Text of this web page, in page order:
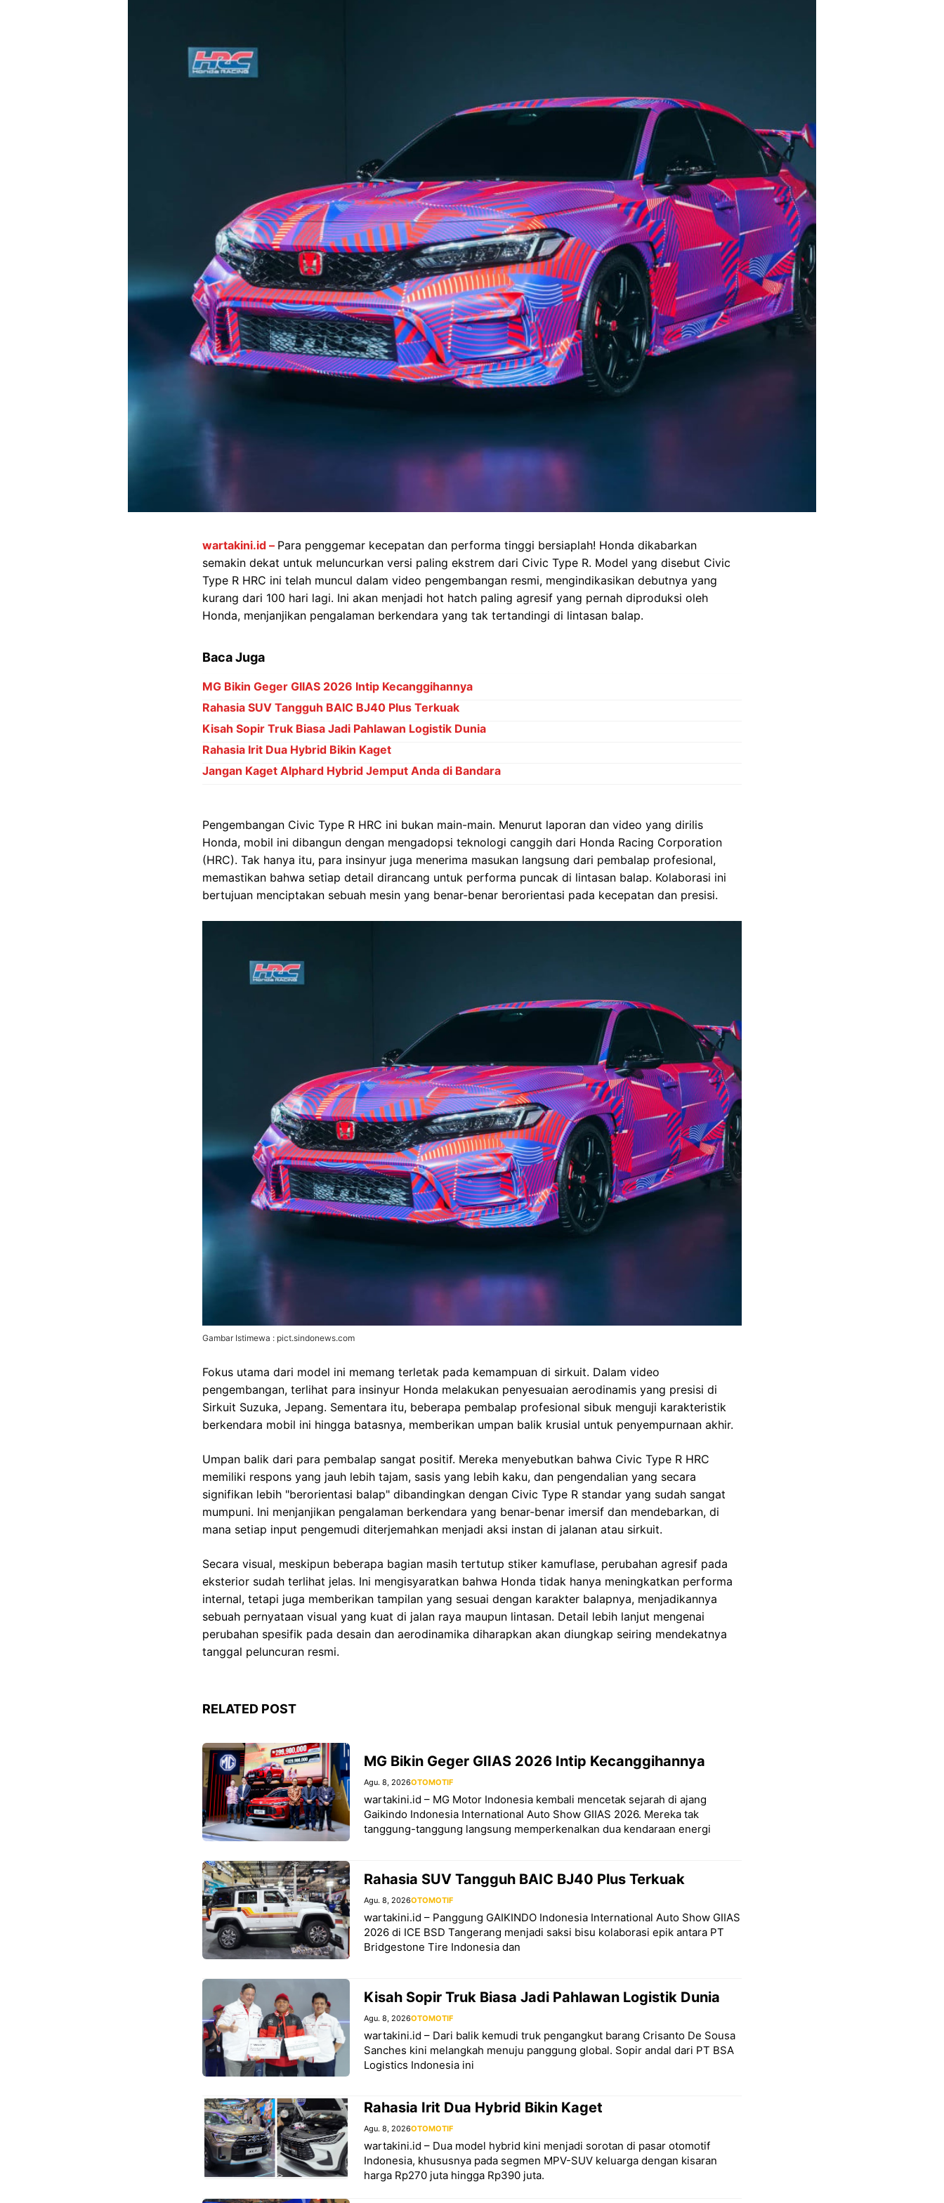
wartakini.id – Para penggemar kecepatan dan performa tinggi bersiaplah! Honda dikabarkan
semakin dekat untuk meluncurkan versi paling ekstrem dari Civic Type R. Model yang disebut Civic
Type R HRC ini telah muncul dalam video pengembangan resmi, mengindikasikan debutnya yang
kurang dari 100 hari lagi. Ini akan menjadi hot hatch paling agresif yang pernah diproduksi oleh
Honda, menjanjikan pengalaman berkendara yang tak tertandingi di lintasan balap.
Baca Juga
MG Bikin Geger GIIAS 2026 Intip Kecanggihannya
Rahasia SUV Tangguh BAIC BJ40 Plus Terkuak
Kisah Sopir Truk Biasa Jadi Pahlawan Logistik Dunia
Rahasia Irit Dua Hybrid Bikin Kaget
Jangan Kaget Alphard Hybrid Jemput Anda di Bandara
Pengembangan Civic Type R HRC ini bukan main-main. Menurut laporan dan video yang dirilis
Honda, mobil ini dibangun dengan mengadopsi teknologi canggih dari Honda Racing Corporation
(HRC). Tak hanya itu, para insinyur juga menerima masukan langsung dari pembalap profesional,
memastikan bahwa setiap detail dirancang untuk performa puncak di lintasan balap. Kolaborasi ini
bertujuan menciptakan sebuah mesin yang benar-benar berorientasi pada kecepatan dan presisi.
Gambar Istimewa : pict.sindonews.com
Fokus utama dari model ini memang terletak pada kemampuan di sirkuit. Dalam video
pengembangan, terlihat para insinyur Honda melakukan penyesuaian aerodinamis yang presisi di
Sirkuit Suzuka, Jepang. Sementara itu, beberapa pembalap profesional sibuk menguji karakteristik
berkendara mobil ini hingga batasnya, memberikan umpan balik krusial untuk penyempurnaan akhir.
Umpan balik dari para pembalap sangat positif. Mereka menyebutkan bahwa Civic Type R HRC
memiliki respons yang jauh lebih tajam, sasis yang lebih kaku, dan pengendalian yang secara
signifikan lebih "berorientasi balap" dibandingkan dengan Civic Type R standar yang sudah sangat
mumpuni. Ini menjanjikan pengalaman berkendara yang benar-benar imersif dan mendebarkan, di
mana setiap input pengemudi diterjemahkan menjadi aksi instan di jalanan atau sirkuit.
Secara visual, meskipun beberapa bagian masih tertutup stiker kamuflase, perubahan agresif pada
eksterior sudah terlihat jelas. Ini mengisyaratkan bahwa Honda tidak hanya meningkatkan performa
internal, tetapi juga memberikan tampilan yang sesuai dengan karakter balapnya, menjadikannya
sebuah pernyataan visual yang kuat di jalan raya maupun lintasan. Detail lebih lanjut mengenai
perubahan spesifik pada desain dan aerodinamika diharapkan akan diungkap seiring mendekatnya
tanggal peluncuran resmi.
RELATED POST
MG Bikin Geger GIIAS 2026 Intip Kecanggihannya
Agu. 8, 2026OTOMOTIF
wartakini.id – MG Motor Indonesia kembali mencetak sejarah di ajang
Gaikindo Indonesia International Auto Show GIIAS 2026. Mereka tak
tanggung-tanggung langsung memperkenalkan dua kendaraan energi
Rahasia SUV Tangguh BAIC BJ40 Plus Terkuak
Agu. 8, 2026OTOMOTIF
wartakini.id – Panggung GAIKINDO Indonesia International Auto Show GIIAS
2026 di ICE BSD Tangerang menjadi saksi bisu kolaborasi epik antara PT
Bridgestone Tire Indonesia dan
Kisah Sopir Truk Biasa Jadi Pahlawan Logistik Dunia
Agu. 8, 2026OTOMOTIF
wartakini.id – Dari balik kemudi truk pengangkut barang Crisanto De Sousa
Sanches kini melangkah menuju panggung global. Sopir andal dari PT BSA
Logistics Indonesia ini
Rahasia Irit Dua Hybrid Bikin Kaget
Agu. 8, 2026OTOMOTIF
wartakini.id – Dua model hybrid kini menjadi sorotan di pasar otomotif
Indonesia, khususnya pada segmen MPV-SUV keluarga dengan kisaran
harga Rp270 juta hingga Rp390 juta.